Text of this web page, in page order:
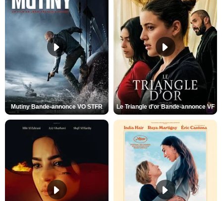
Mutiny Bande-annonce VO STFR Le Triangle d'or Bande-annonce VF